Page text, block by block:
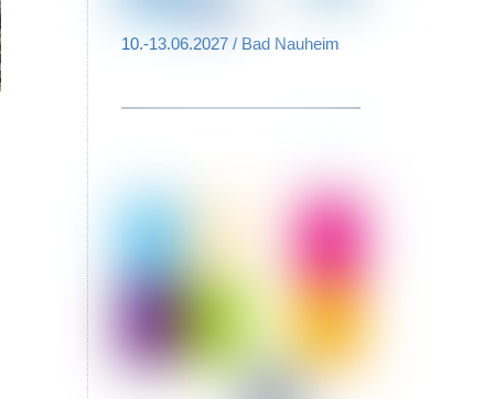
10.-13.06.2027 / Bad Nauheim